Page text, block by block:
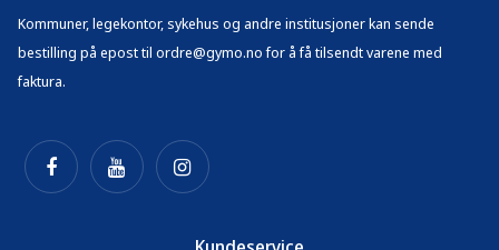
Kommuner, legekontor, sykehus og andre institusjoner kan sende
bestilling på epost til ordre@gymo.no for å få tilsendt varene med
faktura.